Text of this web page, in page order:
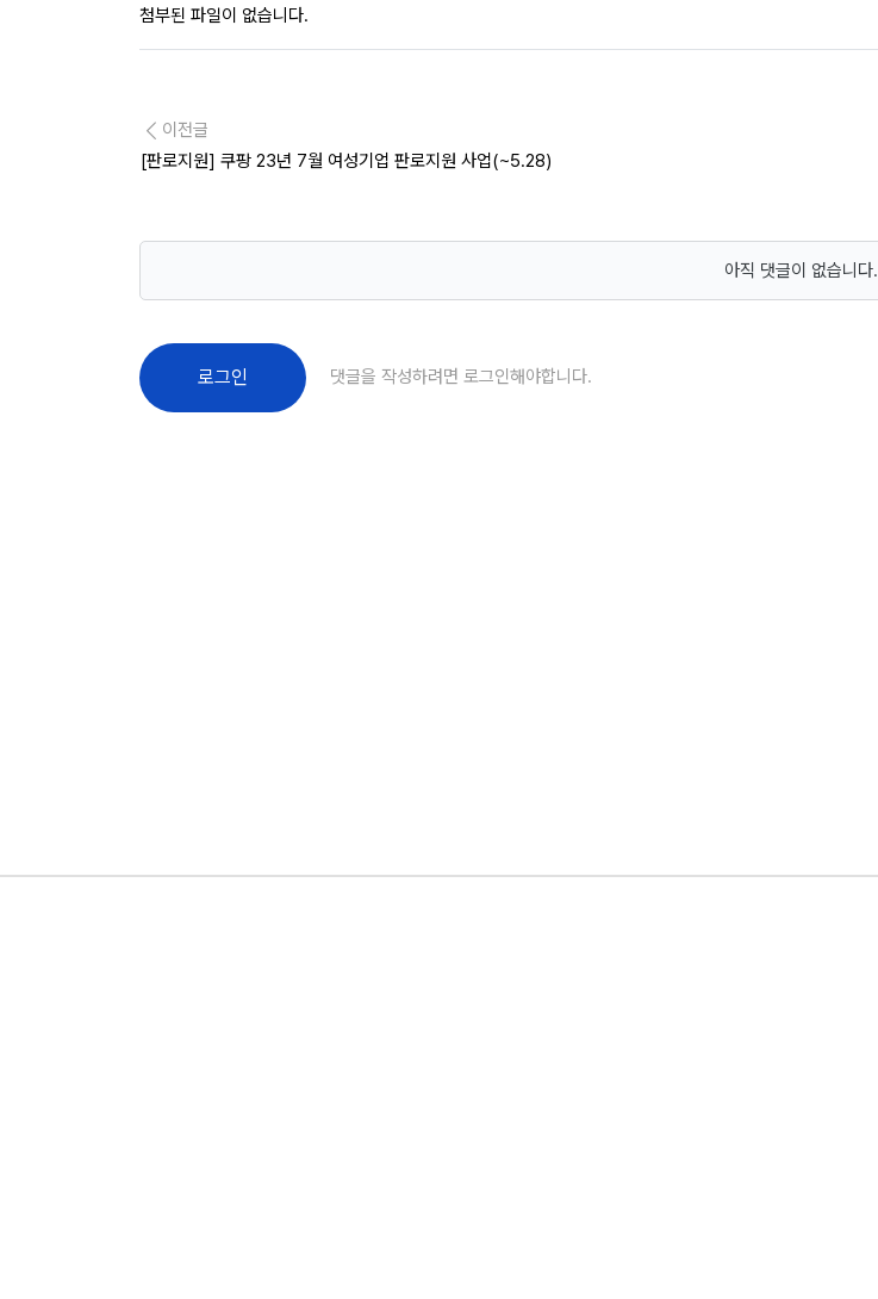
첨부된 파일이 없습니다.
이전글
[판로지원] 쿠팡 23년 7월 여성기업 판로지원 사업(~5.28)
아직 댓글이 없습니다.
로그인 댓글을 작성하려면 로그인해야합니다.